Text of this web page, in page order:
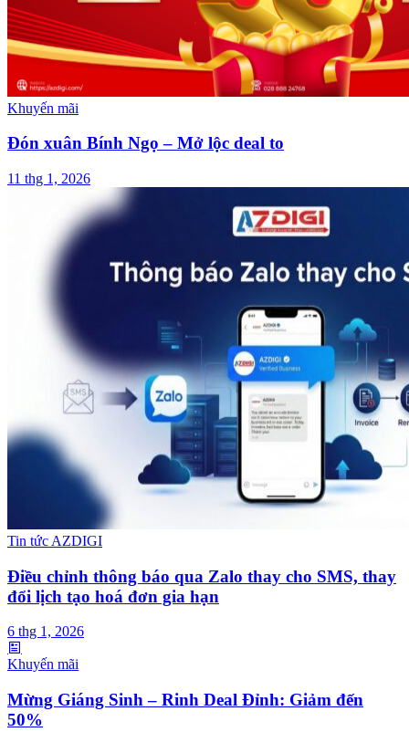
Khuyến mãi
Đón xuân Bính Ngọ – Mở lộc deal to
11 thg 1, 2026
Tin tức AZDIGI
Điều chỉnh thông báo qua Zalo thay cho SMS, thay
đổi lịch tạo hoá đơn gia hạn
6 thg 1, 2026
Khuyến mãi
Mừng Giáng Sinh – Rinh Deal Đỉnh: Giảm đến
50%